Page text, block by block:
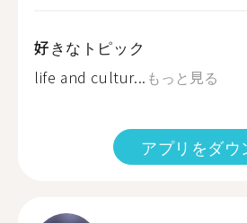
好きなトピック
life and cultur... もっと見る
アプリをダウ